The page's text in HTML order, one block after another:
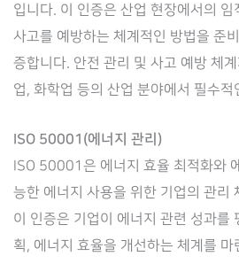
입니다. 이 인증은 산업 현장에서의
사고를 예방하는 체계적인 방법을 준
증합니다. 안전 관리 및 사고 예방 체
업, 화학업 등의 산업 분야에서 필수적
ISO 50001(에너지 관리)
ISO 50001은 에너지 효율 최적화와
능한 에너지 사용을 위한 기업의 관리
이 인증은 기업이 에너지 관련 성과를
획, 에너지 효율을 개선하는 체계를 마